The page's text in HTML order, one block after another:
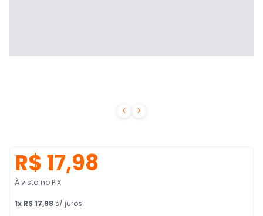
 
R$ 17,98
À vista no PIX
1x R$ 17,98 s/ juros